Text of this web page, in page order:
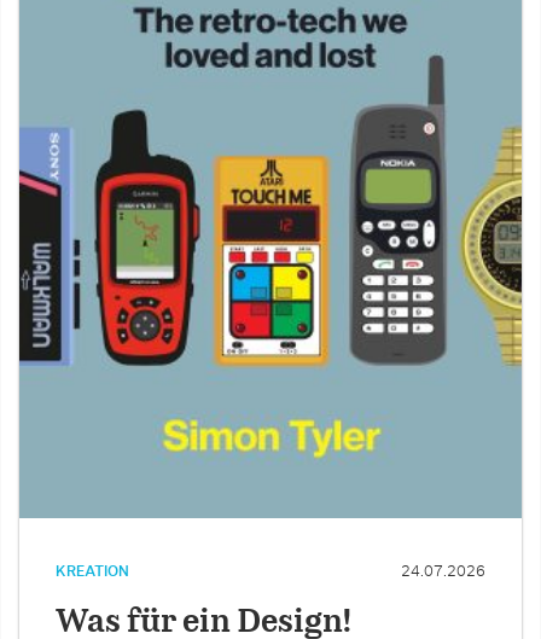
KREATION 24.07.2026
Was für ein Design!